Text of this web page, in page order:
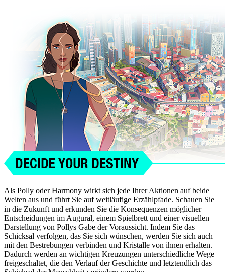
Als Polly oder Harmony wirkt sich jede Ihrer Aktionen auf beide
Welten aus und führt Sie auf weitläufige Erzählpfade. Schauen Sie
in die Zukunft und erkunden Sie die Konsequenzen möglicher
Entscheidungen im Augural, einem Spielbrett und einer visuellen
Darstellung von Pollys Gabe der Voraussicht. Indem Sie das
Schicksal verfolgen, das Sie sich wünschen, werden Sie sich auch
mit den Bestrebungen verbinden und Kristalle von ihnen erhalten.
Dadurch werden an wichtigen Kreuzungen unterschiedliche Wege
freigeschaltet, die den Verlauf der Geschichte und letztendlich das